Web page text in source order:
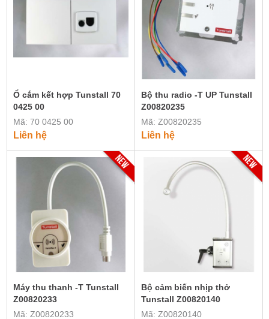
Ổ cắm kết hợp Tunstall 70
0425 00
Mã: 70 0425 00
Liên hệ
Bộ thu radio -T UP Tunstall
Z00820235
Mã: Z00820235
Liên hệ
Máy thu thanh -T Tunstall
Z00820233
Mã: Z00820233
Bộ cảm biến nhịp thở
Tunstall Z00820140
Mã: Z00820140